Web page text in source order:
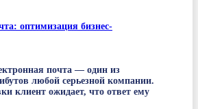
оптимизация бизнес-
почта — один из
любой серьезной компании.
клиент ожидает, что ответ ему